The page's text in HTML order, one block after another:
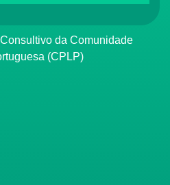
da Comunidade
(CPLP)